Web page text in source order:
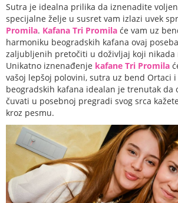
Sutra je idealna prilika da iznenadite
specijalne želje u susret vam izlazi uvek
Promila. Kafana Tri Promila će vam uz
harmoniku beogradskih kafana ovaj
zaljubljenih pretočiti u doživljaj koji nikada
Unikatno iznenađenje kafane Tri Promila
vašoj lepšoj polovini, sutra uz bend Ortaci
beogradskih kafana idealan je trenutak da
čuvati u posebnoj pregradi svog srca
kroz pesmu.